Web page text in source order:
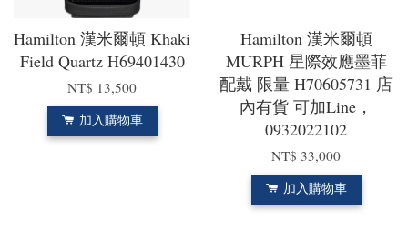
Hamilton 漢米爾頓 Khaki
Field Quartz H69401430
NT$ 13,500
加入購物車
Hamilton 漢米爾頓
MURPH 星際效應墨菲
配戴 限量 H70605731 店
內有貨 可加Line，
0932022102
NT$ 33,000
加入購物車